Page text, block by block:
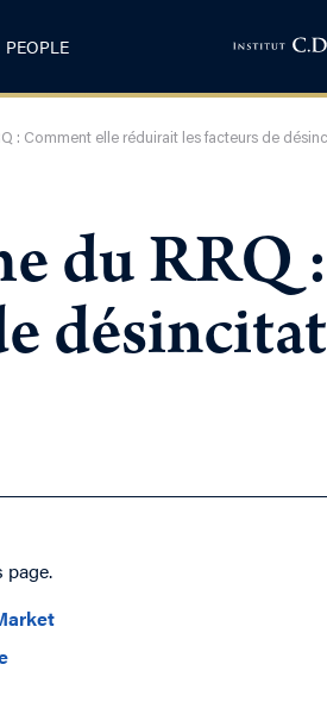
PEOPLE
: Comment elle réduirait les facteurs de
du RRQ
page.